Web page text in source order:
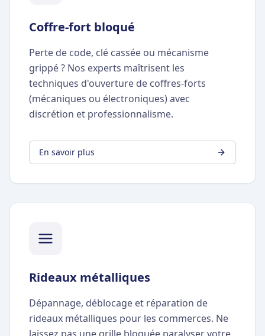
Coffre-fort bloqué
Perte de code, clé cassée ou mécanisme
grippé ? Nos experts maîtrisent les
techniques d'ouverture de coffres-forts
(mécaniques ou électroniques) avec
discrétion et professionnalisme.
En savoir plus
Rideaux métalliques
Dépannage, déblocage et réparation de
rideaux métalliques pour les commerces. Ne